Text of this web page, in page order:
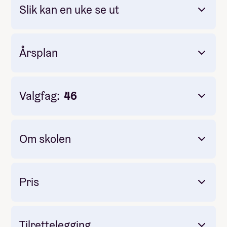
Slik kan en uke se ut
Årsplan
Valgfag: 46
Om skolen
Pris